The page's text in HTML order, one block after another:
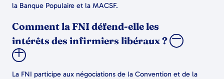
la Banque Populaire et la MACSF.
Comment la FNI défend-elle les
intérêts des infirmiers libéraux ?
La FNI participe aux négociations de la Convention et de la